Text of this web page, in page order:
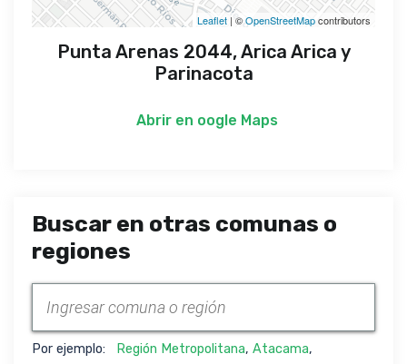
Leaflet | ©OpenStreetMapcontributors
Punta Arenas 2044, Arica Arica y
Parinacota
Abrir en oogle Maps
Buscar en otras comunas o
regiones
Por ejemplo: Región Metropolitana, Atacama,